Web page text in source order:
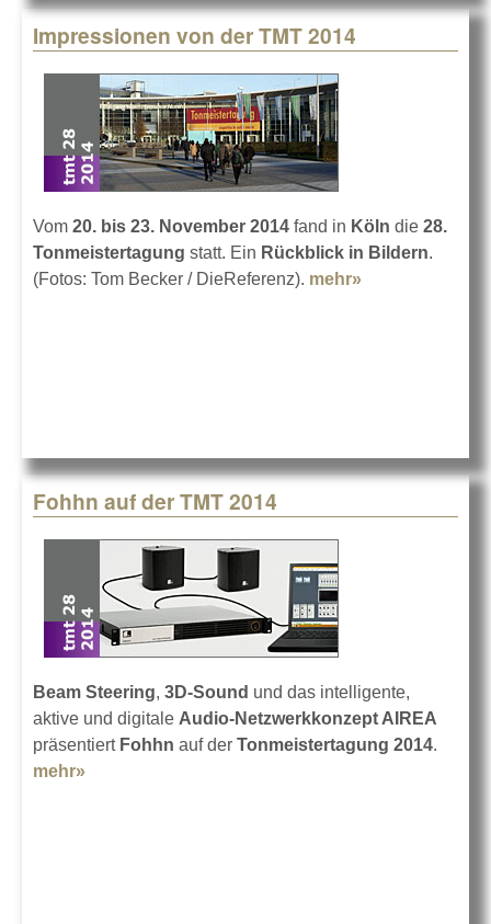
Impressionen von der TMT 2014
Vom 20. bis 23. November 2014 fand in Köln die 28.
Tonmeistertagung statt. Ein Rückblick in Bildern.
(Fotos: Tom Becker / DieReferenz). mehr»
Fohhn auf der TMT 2014
Beam Steering, 3D-Sound und das intelligente,
aktive und digitale Audio-Netzwerkkonzept AIREA
präsentiert Fohhn auf der Tonmeistertagung 2014.
mehr»